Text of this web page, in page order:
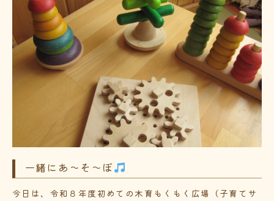
一緒にあ～そ～ぼ
今日は、令和８年度初めての木育もくもく広場（子育てサ